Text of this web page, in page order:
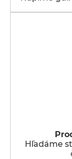
Hľadáme